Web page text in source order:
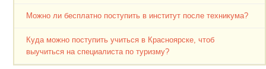
Можно ли бесплатно поступить в институт после техникума?
Куда можно поступить учиться в Красноярске, чтоб
выучиться на специалиста по туризму?